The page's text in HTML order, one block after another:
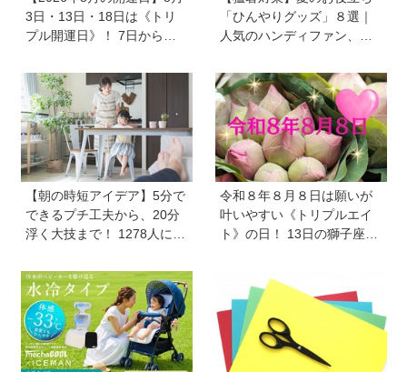
3日・13日・18日は《トリ
プル開運日》！ 7日から
星」が、天秤座と蠍座に長
期滞在を開始！
「ひんやりグッズ」８選｜
人気のハンディファン、お
の暑さ対策セットなど
【朝の時短アイデア】5分で
できるプチ工夫から、20分
浮く大技まで！ 1278人に聞
切る工夫を大公開《HugKu
m総研》
令和８年８月８日は願いが
叶いやすい《トリプルエイ
ト》の日！ 13日の獅子座の